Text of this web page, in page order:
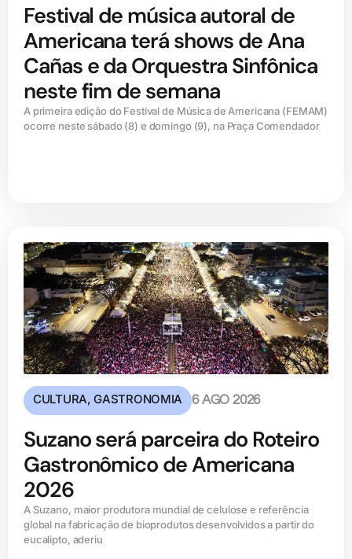
Festival de música autoral de
Americana terá shows de Ana
Cañas e da Orquestra Sinfônica
neste fim de semana
A primeira edição do Festival de Música de Americana (FEMAM)
ocorre neste sábado (8) e domingo (9), na Praça Comendador
CULTURA,GASTRONOMIA 6 AGO 2026
Suzano será parceira do Roteiro
Gastronômico de Americana
2026
A Suzano, maior produtora mundial de celulose e referência
global na fabricação de bioprodutos desenvolvidos a partir do
eucalipto, aderiu